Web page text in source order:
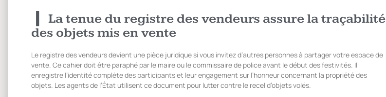
La tenue du registre des vendeurs assure la traçabilité
des objets mis en vente
Le registre des vendeurs devient une pièce juridique si vous invitez d’autres personnes à partager votre espace de
vente. Ce cahier doit être paraphé par le maire ou le commissaire de police avant le début des festivités. Il
enregistre l’identité complète des participants et leur engagement sur l’honneur concernant la propriété des
objets. Les agents de l’État utilisent ce document pour lutter contre le recel d’objets volés.